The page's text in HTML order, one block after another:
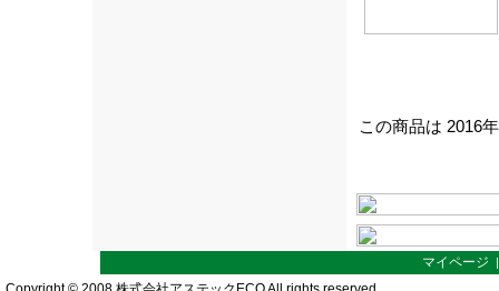
この商品は 2016
マイページ